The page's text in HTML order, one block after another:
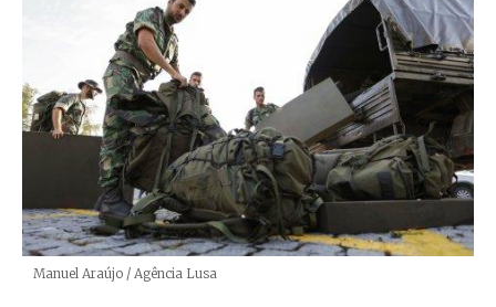
Créditos
Manuel Araújo / Agência Lusa